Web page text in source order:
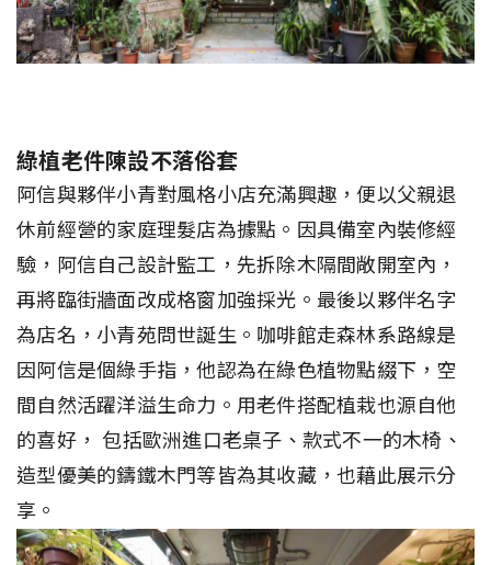
綠植老件陳設不落俗套
阿信與夥伴小青對風格小店充滿興趣，便以父親退
休前經營的家庭理髮店為據點。因具備室內裝修經
驗，阿信自己設計監工，先拆除木隔間敞開室內，
再將臨街牆面改成格窗加強採光。最後以夥伴名字
為店名，小青苑問世誕生。咖啡館走森林系路線是
因阿信是個綠手指，他認為在綠色植物點綴下，空
間自然活躍洋溢生命力。用老件搭配植栽也源自他
的喜好， 包括歐洲進口老桌子、款式不一的木椅、
造型優美的鑄鐵木門等皆為其收藏，也藉此展示分
享。